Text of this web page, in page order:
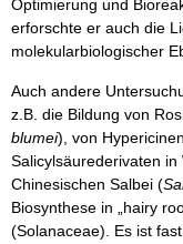
Optimierung und
erforschte er auch die
molekularbiologischer
Auch andere
z.B. die Bildung von
blumei), von
Salicylsäurederivaten in
Chinesischen Salbei (
Biosynthese in „hairy
(Solanaceae). Es ist